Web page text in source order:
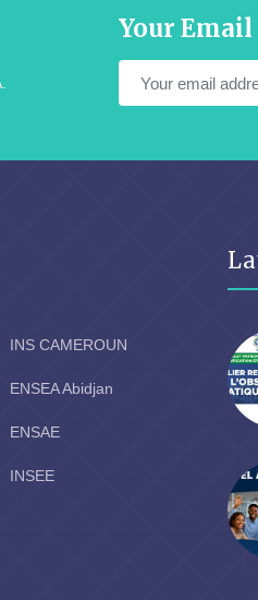
Your Email
INS CAMEROUN
ENSEA Abidjan
ENSAE
INSEE